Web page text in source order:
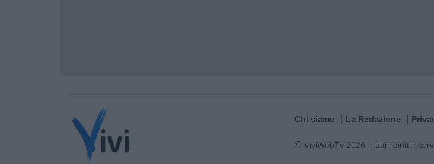
Chi siamo La Redazione
© ViviWebTv 2026 - tutti i diritti